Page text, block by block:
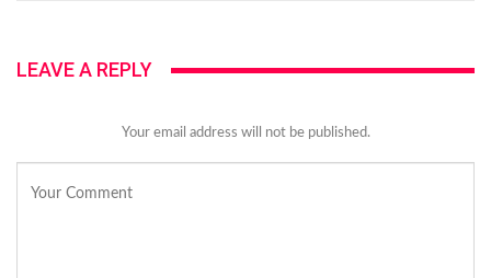
LEAVE A REPLY
Your email address will not be published.